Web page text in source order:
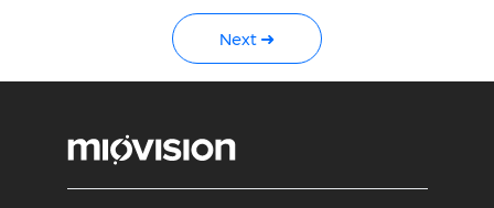
Next ➜